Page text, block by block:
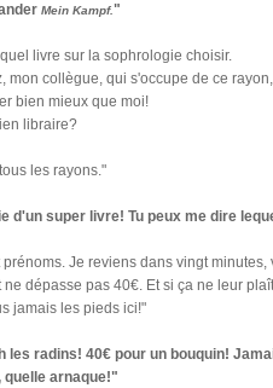
Mein Kampf."
livre sur la sophrologie choisir.
collègue, qui s'occupe de ce
bien mieux que moi!
libraire?
les rayons."
d'un super livre! Tu peux me dire
Je reviens dans vingt minutes,
dépasse pas 40€. Et si ça ne leur
jamais les pieds ici!"
radins! 40€ pour un bouquin!
quelle arnaque!"